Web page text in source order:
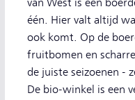
van West is een
één. Hier valt altijd
ook komt. Op de
fruitbomen en
de juiste seizoenen -
De bio-winkel is een